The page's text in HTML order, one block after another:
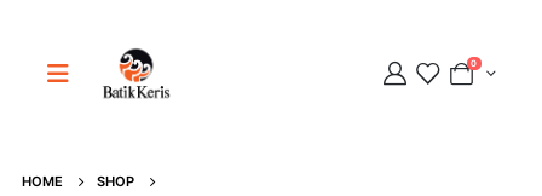
0
HOME
SHOP